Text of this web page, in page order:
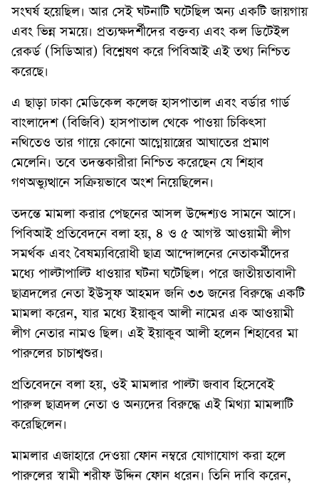
সংঘর্ষ হয়েছিল। আর সেই ঘটনাটি ঘটেছিল অন্য একটি জায়গায়
এবং ভিন্ন সময়ে। প্রত্যক্ষদর্শীদের বক্তব্য এবং কল ডিটেইল
রেকর্ড (সিডিআর) বিশ্লেষণ করে পিবিআই এই তথ্য নিশ্চিত
করেছে।
এ ছাড়া ঢাকা মেডিকেল কলেজ হাসপাতাল এবং বর্ডার গার্ড
বাংলাদেশ (বিজিবি) হাসপাতাল থেকে পাওয়া চিকিৎসা
নথিতেও তার গায়ে কোনো আগ্নেয়াস্ত্রের আঘাতের প্রমাণ
মেলেনি। তবে তদন্তকারীরা নিশ্চিত করেছেন যে শিহাব
গণঅভ্যুত্থানে সক্রিয়ভাবে অংশ নিয়েছিলেন।
তদন্তে মামলা করার পেছনের আসল উদ্দেশ্যও সামনে আসে।
পিবিআই প্রতিবেদনে বলা হয়, ৪ ও ৫ আগস্ট আওয়ামী লীগ
সমর্থক এবং বৈষম্যবিরোধী ছাত্র আন্দোলনের নেতাকর্মীদের
মধ্যে পাল্টাপাল্টি ধাওয়ার ঘটনা ঘটেছিল। পরে জাতীয়তাবাদী
ছাত্রদলের নেতা ইউসুফ আহমদ জনি ৩৩ জনের বিরুদ্ধে একটি
মামলা করেন, যার মধ্যে ইয়াকুব আলী নামের এক আওয়ামী
লীগ নেতার নামও ছিল। এই ইয়াকুব আলী হলেন শিহাবের মা
পারুলের চাচাশ্বশুর।
প্রতিবেদনে বলা হয়, ওই মামলার পাল্টা জবাব হিসেবেই
পারুল ছাত্রদল নেতা ও অন্যদের বিরুদ্ধে এই মিথ্যা মামলাটি
করেছিলেন।
মামলার এজাহারে দেওয়া ফোন নম্বরে যোগাযোগ করা হলে
পারুলের স্বামী শরীফ উদ্দিন ফোন ধরেন। তিনি দাবি করেন,